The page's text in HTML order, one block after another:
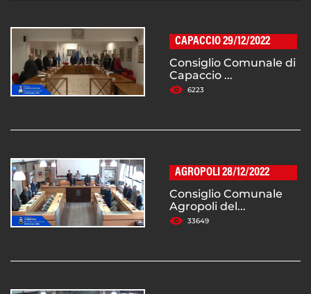
CAPACCIO 29/12/2022
Consiglio Comunale di
Capaccio ...
6223
AGROPOLI 28/12/2022
Consiglio Comunale
Agropoli del...
33649